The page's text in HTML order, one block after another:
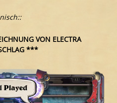
VON ELECTRA
***